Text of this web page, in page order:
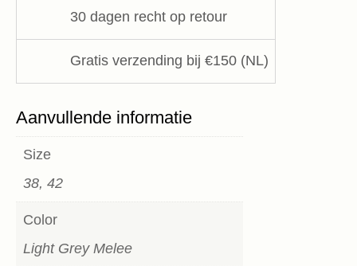
30 dagen recht op retour
Gratis verzending bij €150 (NL)
Aanvullende informatie
Size
38, 42
Color
Light Grey Melee